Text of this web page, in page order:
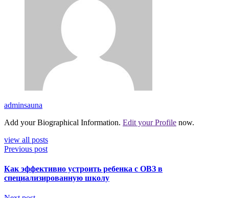
adminsauna
Add your Biographical Information. Edit your Profile now.
view all posts
Previous post
Как эффективно устроить ребенка с ОВЗ в
специализированную школу